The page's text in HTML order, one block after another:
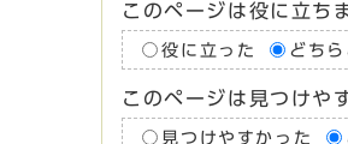
このページは役に立ち
役に立った どち
このページは見つけや
見つけやすかった